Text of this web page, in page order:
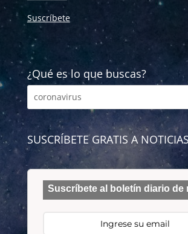
Suscríbete
¿Qué es lo que buscas?
SUSCRÍBETE GRATIS A NOTICIAS
Suscríbete al boletín diario de